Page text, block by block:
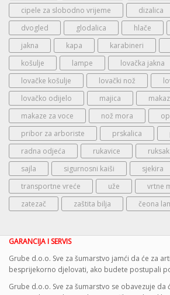
cipele za slobodno vrijeme
dizalica
dvogled
glodalica hlače
jakna
kapa karabineri
košulje
lampe lovačka jakna
lovačke košulje
lovački nož
lovačko odijelo
majica
makaze za voce
nož mora
pribor za arboriste
prskalica
radna odjeća
rukavice ruksak
sajla
sigurnosni kaiši
sjekira
transportne vreće
uže
vrtne
zatezač
zaštita bilja čeona
GARANCIJA I SERVIS
Grube d.o.o. Sve za šumarstvo jamći da će za
besprijekorno djelovati, ako budete postupali
Grube d.o.o. Sve za šumarstvo se obavezuje da